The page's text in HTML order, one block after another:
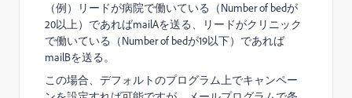
（例）リードが病院で働いている（Number of bedが
20以上）であればmailAを送る、リードがクリニック
で働いている（Number of bedが19以下）であれば
mailBを送る。
この場合、デフォルトのプログラム上でキャンペー